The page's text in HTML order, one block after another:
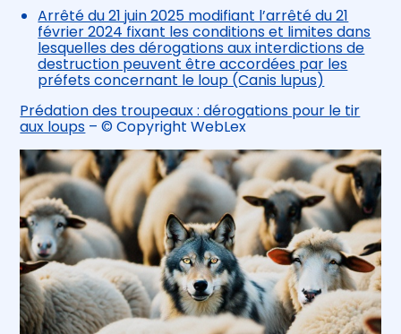
Arrêté du 21 juin 2025 modifiant l’arrêté du 21
février 2024 fixant les conditions et limites dans
lesquelles des dérogations aux interdictions de
destruction peuvent être accordées par les
préfets concernant le loup (Canis lupus)
Prédation des troupeaux : dérogations pour le tir
aux loups – © Copyright WebLex